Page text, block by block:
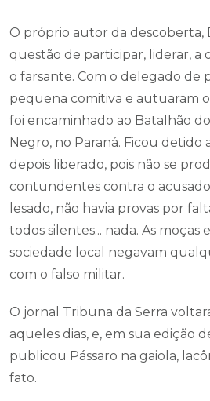
O próprio autor da descoberta,
questão de participar, liderar, a
o farsante. Com o delegado de
pequena comitiva e autuaram
foi encaminhado ao Batalhão
Negro, no Paraná. Ficou detido
depois liberado, pois não se
contundentes contra o
lesado, não havia provas por
todos silentes... nada. As moças
sociedade local negavam
com o falso militar.
O jornal Tribuna da Serra
aqueles dias, e, em sua edição
publicou Pássaro na gaiola,
fato.